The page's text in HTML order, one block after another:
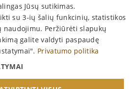
Jūsų sutikimas.
su 3-ių šalių funkcinių, statistikos
naudojimu. Peržiūrėti slapukų
galite valdyti paspaudę
Privatumo politika